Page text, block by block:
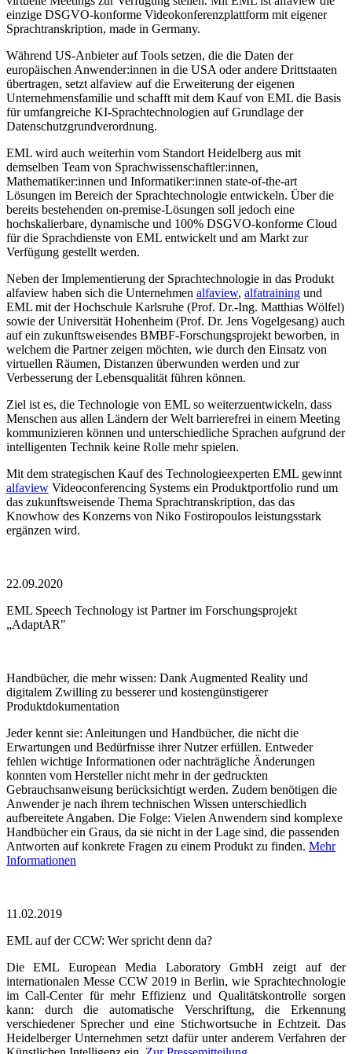
einzige DSGVO-konforme Videokonferenzplattform mit eigener
Sprachtranskription, made in Germany.
Während US-Anbieter auf Tools setzen, die die Daten der
europäischen Anwender:innen in die USA oder andere Drittstaaten
übertragen, setzt alfaview auf die Erweiterung der eigenen
Unternehmensfamilie und schafft mit dem Kauf von EML die Basis
für umfangreiche KI-Sprachtechnologien auf Grundlage der
Datenschutzgrundverordnung.
EML wird auch weiterhin vom Standort Heidelberg aus mit
demselben Team von Sprachwissenschaftler:innen,
Mathematiker:innen und Informatiker:innen state-of-the-art
Lösungen im Bereich der Sprachtechnologie entwickeln. Über die
bereits bestehenden on-premise-Lösungen soll jedoch eine
hochskalierbare, dynamische und 100% DSGVO-konforme Cloud
für die Sprachdienste von EML entwickelt und am Markt zur
Verfügung gestellt werden.
Neben der Implementierung der Sprachtechnologie in das Produkt
alfaview haben sich die Unternehmen alfaview, alfatraining und
EML mit der Hochschule Karlsruhe (Prof. Dr.-Ing. Matthias Wölfel)
sowie der Universität Hohenheim (Prof. Dr. Jens Vogelgesang) auch
auf ein zukunftsweisendes BMBF-Forschungsprojekt beworben, in
welchem die Partner zeigen möchten, wie durch den Einsatz von
virtuellen Räumen, Distanzen überwunden werden und zur
Verbesserung der Lebensqualität führen können.
Ziel ist es, die Technologie von EML so weiterzuentwickeln, dass
Menschen aus allen Ländern der Welt barrierefrei in einem Meeting
kommunizieren können und unterschiedliche Sprachen aufgrund der
intelligenten Technik keine Rolle mehr spielen.
Mit dem strategischen Kauf des Technologieexperten EML gewinnt
alfaview Videoconferencing Systems ein Produktportfolio rund um
das zukunftsweisende Thema Sprachtranskription, das das
Knowhow des Konzerns von Niko Fostiropoulos leistungsstark
ergänzen wird.
22.09.2020
EML Speech Technology ist Partner im Forschungsprojekt
„AdaptAR"
Handbücher, die mehr wissen: Dank Augmented Reality und
digitalem Zwilling zu besserer und kostengünstigerer
Produktdokumentation
Jeder kennt sie: Anleitungen und Handbücher, die nicht die
Erwartungen und Bedürfnisse ihrer Nutzer erfüllen. Entweder
fehlen wichtige Informationen oder nachträgliche Änderungen
konnten vom Hersteller nicht mehr in der gedruckten
Gebrauchsanweisung berücksichtigt werden. Zudem benötigen die
Anwender je nach ihrem technischen Wissen unterschiedlich
aufbereitete Angaben. Die Folge: Vielen Anwendern sind komplexe
Handbücher ein Graus, da sie nicht in der Lage sind, die passenden
Antworten auf konkrete Fragen zu einem Produkt zu finden. Mehr
Informationen
11.02.2019
EML auf der CCW: Wer spricht denn da?
Die EML European Media Laboratory GmbH zeigt auf der
internationalen Messe CCW 2019 in Berlin, wie Sprachtechnologie
im Call-Center für mehr Effizienz und Qualitätskontrolle sorgen
kann: durch die automatische Verschriftung, die Erkennung
verschiedener Sprecher und eine Stichwortsuche in Echtzeit. Das
Heidelberger Unternehmen setzt dafür unter anderem Verfahren der